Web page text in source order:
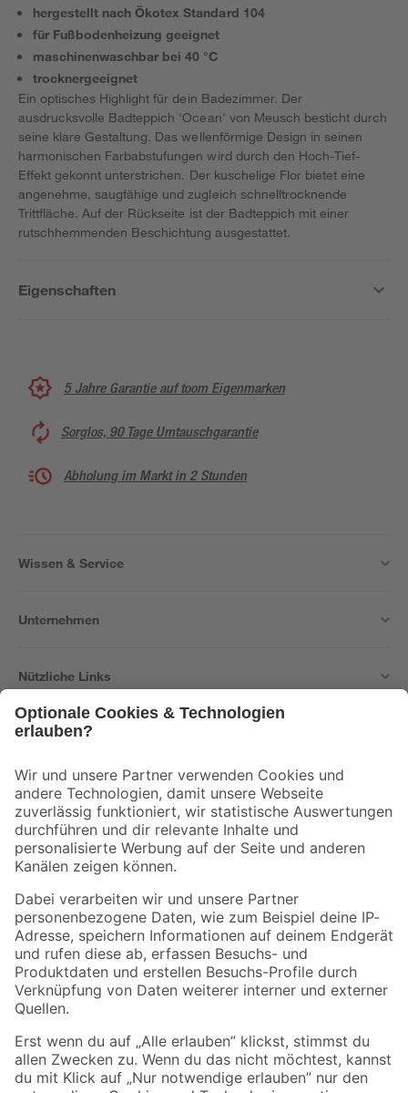
hergestellt nach Ökotex Standard 104
für Fußbodenheizung geeignet
maschinenwaschbar bei 40 °C
trocknergeeignet
Ein optisches Highlight für dein Badezimmer. Der
ausdrucksvolle Badteppich 'Ocean' von Meusch besticht durch
seine klare Gestaltung. Das wellenförmige Design in seinen
harmonischen Farbabstufungen wird durch den Hoch-Tief-
Effekt gekonnt unterstrichen. Der kuschelige Flor bietet eine
angenehme, saugfähige und zugleich schnelltrocknende
Trittfläche. Auf der Rückseite ist der Badteppich mit einer
rutschhemmenden Beschichtung ausgestattet.
Eigenschaften
5 Jahre Garantie auf toom Eigenmarken
Sorglos, 90 Tage Umtauschgarantie
Abholung im Markt in 2 Stunden
Wissen & Service
Unternehmen
Nützliche Links
Der toom Newsletter: Keine Angebote und Aktionen mehr verpassen!
Zur Newsletter Anmeldung
Folge uns
Zahlungsarten Versandarten
Sicher einkaufen
Jetzt die toom-App herunterladen